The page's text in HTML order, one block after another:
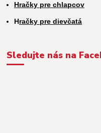
Hračky pre chlapcov
Hračky pre dievčatá
Sledujte nás na